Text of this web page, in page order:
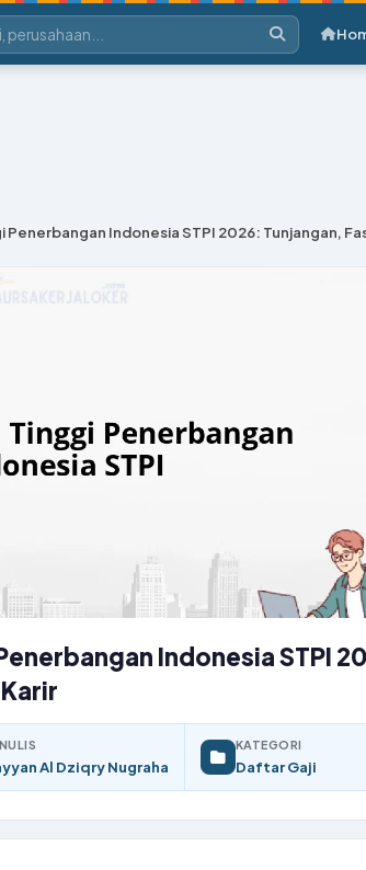
Penerbangan Indonesia STPI 2026: Tunjangan,
Indonesia STPI
Al Dziqry Nugraha
KATEGORI
Daftar Gaji